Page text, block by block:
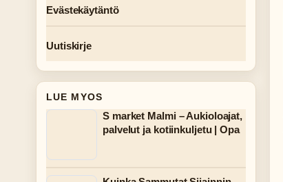
Evästekäytäntö
Uutiskirje
LUE MYOS
S market Malmi – Aukioloajat,
palvelut ja kotiinkuljetu | Opa